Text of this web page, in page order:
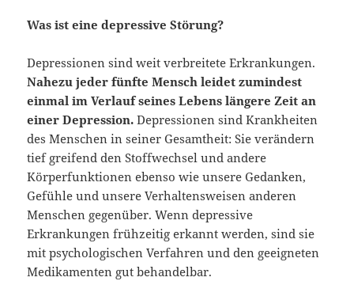
Was ist eine depressive Störung?
Depressionen sind weit verbreitete Erkrankungen.
Nahezu jeder fünfte Mensch leidet zumindest
einmal im Verlauf seines Lebens längere Zeit an
einer Depression. Depressionen sind Krankheiten
des Menschen in seiner Gesamtheit: Sie verändern
tief greifend den Stoffwechsel und andere
Körperfunktionen ebenso wie unsere Gedanken,
Gefühle und unsere Verhaltensweisen anderen
Menschen gegenüber. Wenn depressive
Erkrankungen frühzeitig erkannt werden, sind sie
mit psychologischen Verfahren und den geeigneten
Medikamenten gut behandelbar.